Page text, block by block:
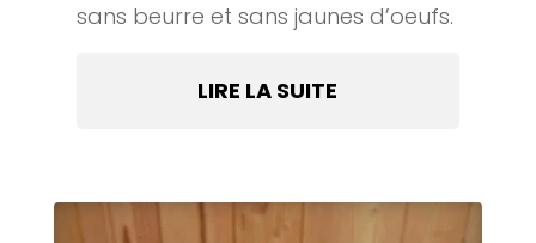
sans beurre et sans jaunes d’oeufs.
LIRE LA SUITE